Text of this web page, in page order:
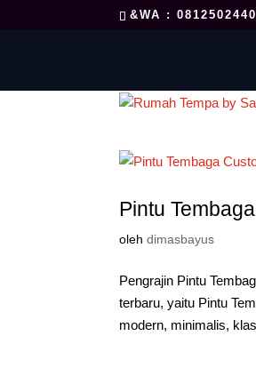
&WA :
Pintu
olehdimasbayus
Pengrajin Pintu
terbaru, yaitu Pintu
modern, minimalis,